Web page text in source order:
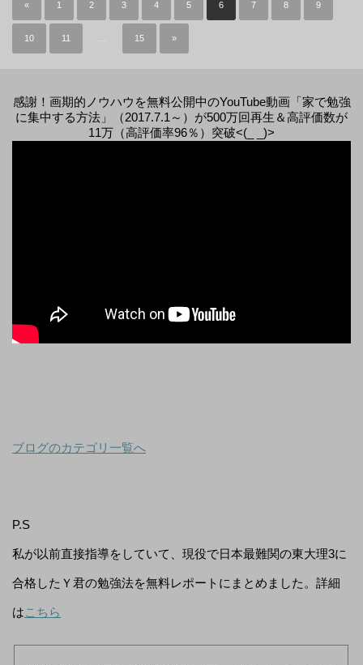
« 1 2 3 4 5 6 7 8 9
10 11 15 »
感謝！画期的ノウハウを無料公開中のYouTube動画「家で勉強
に集中する方法」（2017.7.1～）が500万回再生＆高評価数が
11万（高評価率96％）突破<(_ _)>
ブログのカテゴリ一覧へ
P.S
私が以前直接指導をしていて、現役で日本最難関の東大理3に
合格したＹ君の勉強法を無料レポートにまとめました。詳細
はこちら